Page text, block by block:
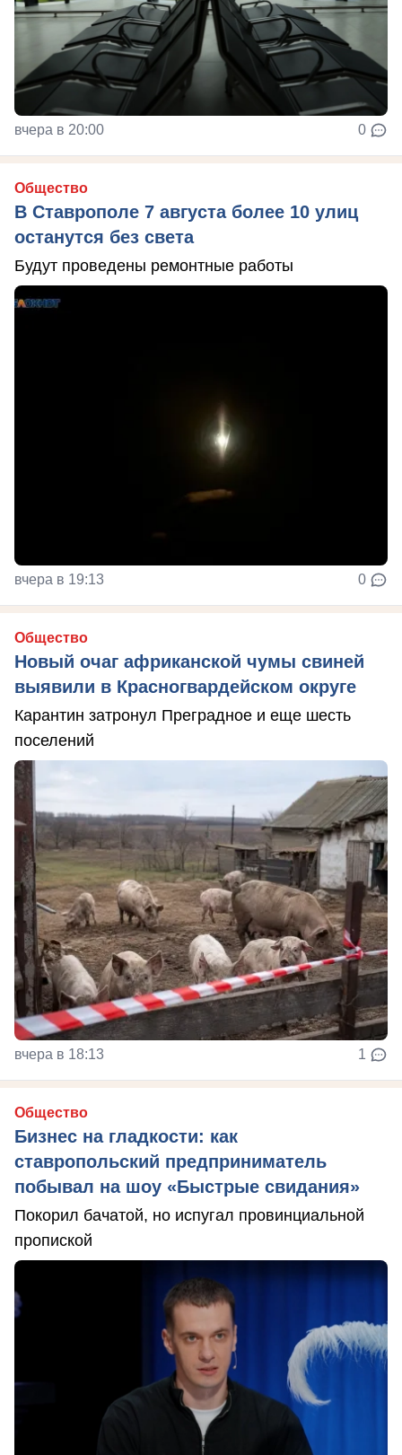
вчера в 20:00 0
Общество
В Ставрополе 7 августа более 10 улиц
останутся без света
Будут проведены ремонтные работы
вчера в 19:13 0
Общество
Новый очаг африканской чумы свиней
выявили в Красногвардейском округе
Карантин затронул Преградное и еще шесть
поселений
вчера в 18:13 1
Общество
Бизнес на гладкости: как
ставропольский предприниматель
побывал на шоу «Быстрые свидания»
Покорил бачатой, но испугал провинциальной
пропиской